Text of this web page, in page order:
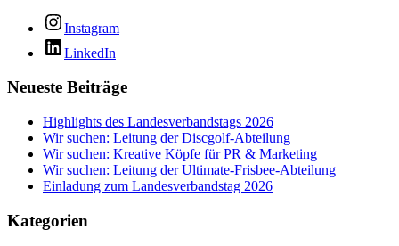
Instagram
LinkedIn
Neueste Beiträge
Highlights des Landesverbandstags 2026
Wir suchen: Leitung der Discgolf-Abteilung
Wir suchen: Kreative Köpfe für PR & Marketing
Wir suchen: Leitung der Ultimate-Frisbee-Abteilung
Einladung zum Landesverbandstag 2026
Kategorien